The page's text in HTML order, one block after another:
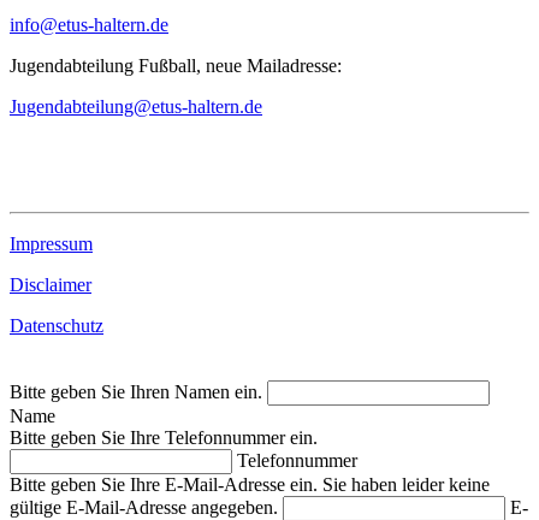
info@etus-haltern.de
Jugendabteilung Fußball, neue Mailadresse:
Jugendabteilung@etus-haltern.de
Impressum
Disclaimer
Datenschutz
Bitte geben Sie Ihren Namen ein.
Name
Bitte geben Sie Ihre Telefonnummer ein.
Telefonnummer
Bitte geben Sie Ihre E-Mail-Adresse ein. Sie haben leider keine
gültige E-Mail-Adresse angegeben.
E-